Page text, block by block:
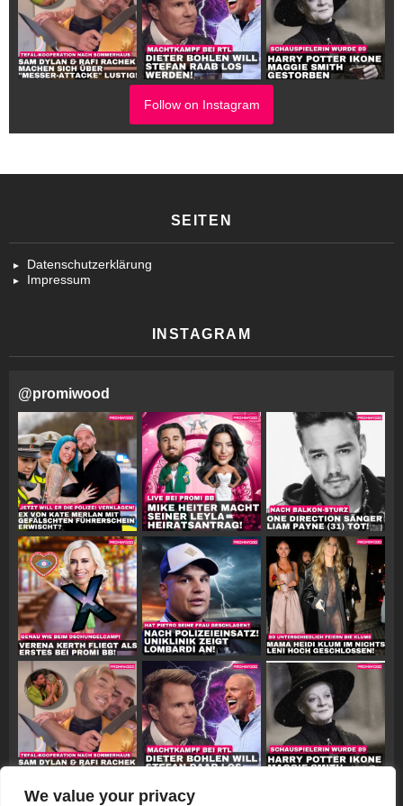
We value your privacy
Follow on Instagram
SEITEN
Datenschutzerklärung
Impressum
INSTAGRAM
@promiwood